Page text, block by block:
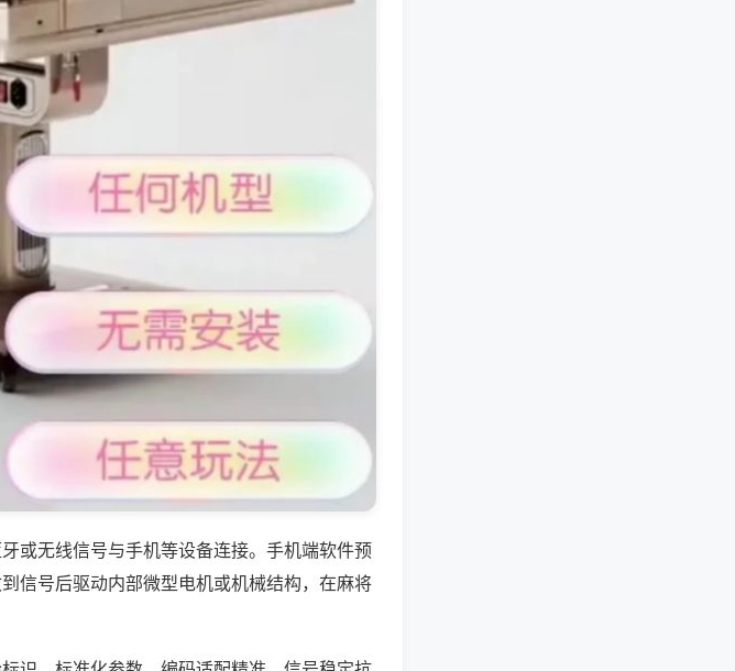
或无线信号与手机等设备连接。手机端软件预
信号后驱动内部微型电机或机械结构，在麻将